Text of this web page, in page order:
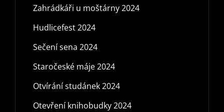
Zahrádkáři u moštárny 2024
Hudlicefest 2024
Sečení sena 2024
Staročeské máje 2024
Otvírání studánek 2024
Otevření knihobudky 2024